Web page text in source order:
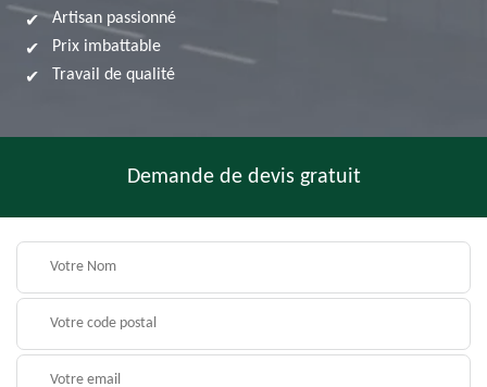
Artisan passionné
Prix imbattable
Travail de qualité
Demande de devis gratuit